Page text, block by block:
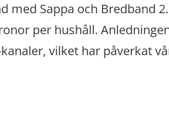
Sappa och Bredband
per hushåll.
vilket har påverkat